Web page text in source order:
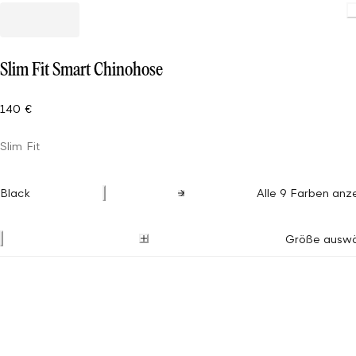
Slim Fit Smart Chinohose
140 €
Slim Fit
Black Alle 9 Farben
Größe